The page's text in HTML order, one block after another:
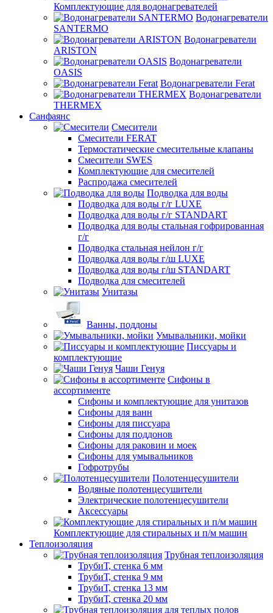
Комплектующие для водонагревателей
Водонагреватели
SANTERMO
Водонагреватели
ARISTON
Водонагреватели
OASIS
Водонагреватели Ferat
Водонагреватели
THERMEX
Санфаянс
Смесители
Смесители FERAT
Термостатические смесительные клапаны
Смесители SWES
Комплектующие для смесителей
Распродажа смесителей
Подводка для воды
Подводка для воды г/г LUXE
Подводка для воды г/г STANDART
Подводка для воды стальная гофрированная
г/г
Подводка стальная нейлон г/г
Подводка для воды г/ш LUXE
Подводка для воды г/ш STANDART
Подводка для смесителей
Унитазы
Ванны, поддоны
Умывальники, мойки
Писсуары и
комплектующие
Чаши Генуя
Сифоны в
ассортименте
Сифоны и комплектующие для унитазов
Сифоны для ванн
Сифоны для писсуара
Сифоны для поддонов
Сифоны для раковин и моек
Сифоны для умывальников
Гофротрубы
Полотенцесушители
Водяные полотенцесушители
Электрические полотенцесушители
Аксессуары
Комплектующие для стиральных и п/м машин
Теплоизоляция
Трубная теплоизоляция
ТрубиТ, стенка 6 мм
ТрубиТ, стенка 9 мм
ТрубиТ, стенка 13 мм
ТрубиТ, стенка 20 мм